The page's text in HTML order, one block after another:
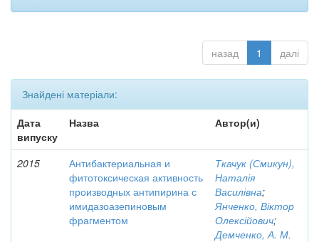
назад 1 далі
Знайдені матеріали:
Дата
випуску
Назва Автор(и)
2015
Антибактериальная и
фитотоксическая активность
производных антипирина с
имидазоазепиновым
фрагментом
Ткачук (Смикун),
Наталія
Василівна;
Янченко, Віктор
Олексійович;
Демченко, А. М.